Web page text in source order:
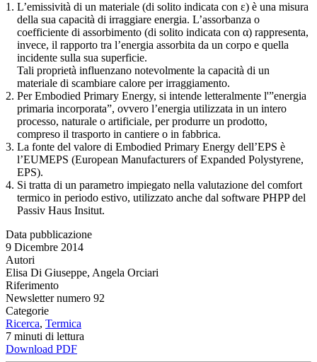
L’emissività di un materiale (di solito indicata con ε) è una misura
della sua capacità di irraggiare energia. L’assorbanza o
coefficiente di assorbimento (di solito indicata con α) rappresenta,
invece, il rapporto tra l’energia assorbita da un corpo e quella
incidente sulla sua superficie.
Tali proprietà influenzano notevolmente la capacità di un
materiale di scambiare calore per irraggiamento.
Per Embodied Primary Energy, si intende letteralmente l'”energia
primaria incorporata”, ovvero l’energia utilizzata in un intero
processo, naturale o artificiale, per produrre un prodotto,
compreso il trasporto in cantiere o in fabbrica.
La fonte del valore di Embodied Primary Energy dell’EPS è
l’EUMEPS (European Manufacturers of Expanded Polystyrene,
EPS).
Si tratta di un parametro impiegato nella valutazione del comfort
termico in periodo estivo, utilizzato anche dal software PHPP del
Passiv Haus Insitut.
Data pubblicazione
9 Dicembre 2014
Autori
Elisa Di Giuseppe, Angela Orciari
Riferimento
Newsletter numero 92
Categorie
Ricerca, Termica
7 minuti di lettura
Download PDF